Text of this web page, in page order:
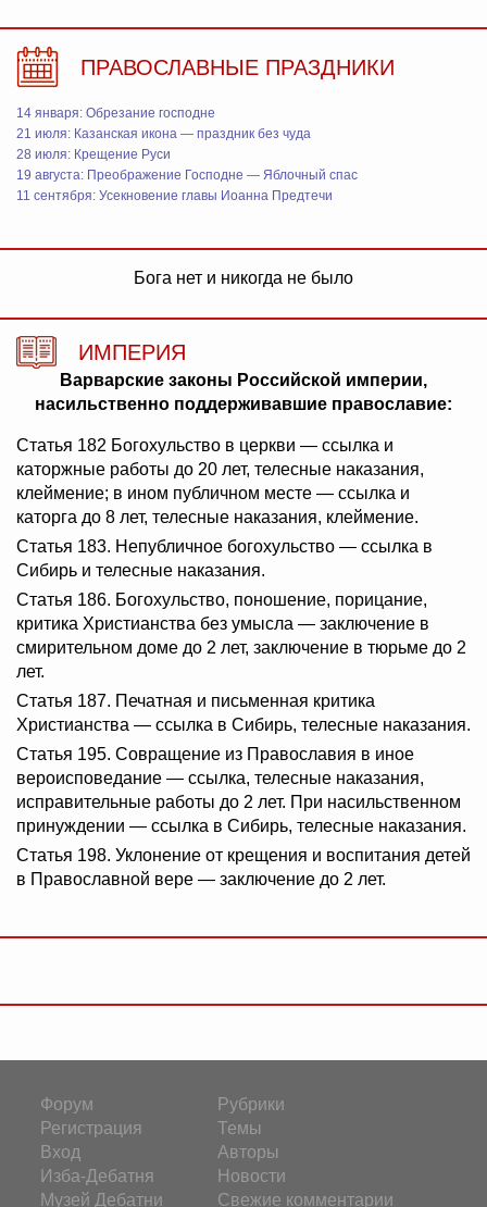
ПРАВОСЛАВНЫЕ ПРАЗДНИКИ
14 января: Обрезание господне
21 июля: Казанская икона — праздник без чуда
28 июля: Крещение Руси
19 августа: Преображение Господне — Яблочный спас
11 сентября: Усекновение главы Иоанна Предтечи
Бога нет и никогда не было
ИМПЕРИЯ
Варварские законы Российской империи,
насильственно поддерживавшие православие:
Статья 182 Богохульство в церкви — ссылка и
каторжные работы до 20 лет, телесные наказания,
клеймение; в ином публичном месте — ссылка и
каторга до 8 лет, телесные наказания, клеймение.
Статья 183. Непубличное богохульство — ссылка в
Сибирь и телесные наказания.
Статья 186. Богохульство, поношение, порицание,
критика Христианства без умысла — заключение в
смирительном доме до 2 лет, заключение в тюрьме до 2
лет.
Статья 187. Печатная и письменная критика
Христианства — ссылка в Сибирь, телесные наказания.
Статья 195. Совращение из Православия в иное
вероисповедание — ссылка, телесные наказания,
исправительные работы до 2 лет. При насильственном
принуждении — ссылка в Сибирь, телесные наказания.
Статья 198. Уклонение от крещения и воспитания детей
в Православной вере — заключение до 2 лет.
Форум
Регистрация
Вход
Изба-Дебатня
Музей Дебатни
Рубрики
Темы
Авторы
Новости
Свежие комментарии